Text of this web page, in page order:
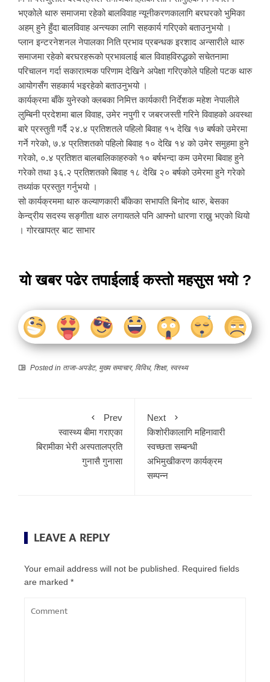
भएकोले थारु समाजमा रहेको बालविवाह न्यूनीकरणकालागि बरघरको भुमिका
अहम् हुने हुँदा बालविवाह अन्त्यका लागि सहकार्य गरिएको बताउनुभयो ।
प्लान इन्टरनेशनल नेपालका निति प्रभाव प्रबन्धक इरशाद अन्सारीले थारु
समाजमा रहेको बरघरहरूको प्रभावलाई बाल विवाहविरुद्धको सचेतनामा
परिचालन गर्दा सकारात्मक परिणाम देखिने अपेक्षा गरिएकोले पहिलो पटक थारु
आयोगसँग सहकार्य भइरहेको बताउनुभयो ।
कार्यक्रमा बाँके युनेस्को क्लबका निमित्त कार्यकारी निर्देशक महेश नेपालीले
लुम्बिनी प्रदेशमा बाल विवाह, उमेर नपुगी र जबरजस्ती गरिने विवाहको अवस्था
बारे प्रस्तुती गर्दै २४.४ प्रतिशतले पहिलो बिवाह १५ देखि १७ बर्षको उमेरमा
गर्ने गरेको, ७.४ प्रतिशतको पहिलो बिवाह १० देखि १४ को उमेर समुहमा हुने
गरेको, ०.४ प्रतिशत बालबालिकाहरुको १० बर्षभन्दा कम उमेरमा बिवाह हुने
गरेको तथा ३६.२ प्रतिशतको बिवाह १८ देखि २० बर्षको उमेरमा हुने गरेको
तथ्यांक प्रस्तुत गर्नुभयो ।
सो कार्यक्रममा थारु कल्याणकारी बाँकेका सभापति बिनोद थारु, बेसका
केन्द्रीय सदस्य सङ्गीता थारु लगायतले पनि आफ्नो धारणा राख्नु भएको थियो
। गोरखापत्र बाट साभार
यो खबर पढेर तपाईलाई कस्तो महसुस भयो ?
Posted in ताजा-अपडेट, मुख्य समाचार, विविध, शिक्षा, स्वस्थ्य
Prev
स्वास्थ्य बीमा गराएका
बिरामीका भेरी अस्पतालप्रति
गुनासै गुनासा
Next
किशोरीकालागि महिनावारी
स्वच्छता सम्बन्धी
अभिमुखीकरण कार्यक्रम
सम्पन्न
LEAVE A REPLY
Your email address will not be published.
Required fields
are marked *